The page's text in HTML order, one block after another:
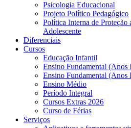
Psicologia Educacional
Projeto Político Pedagógico
Política Interna de Proteção
Adolescente
Diferenciais
Cursos
Educação Infantil
Ensino Fundamental (Anos
Ensino Fundamental (Anos
Ensino Médio
Período Integral
Cursos Extras 2026
Curso de Férias
Serviços